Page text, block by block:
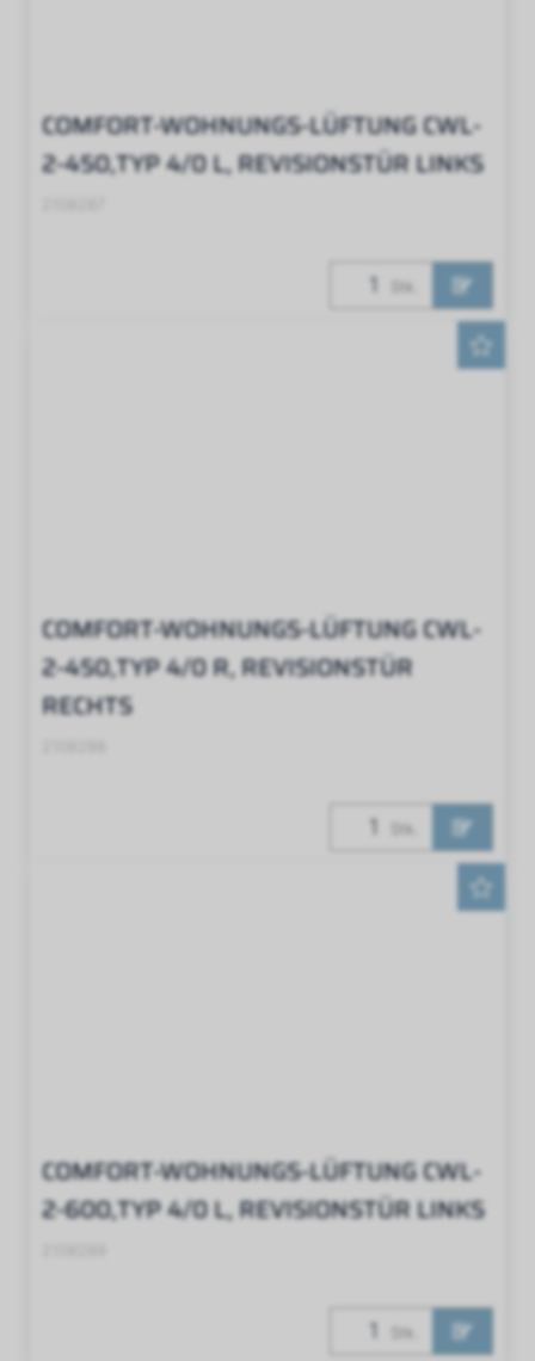
COMFORT-WOHNUNGS-LÜFTUNG CWL-
2-450,TYP 4/0 L, REVISIONSTÜR LINKS
Stk.
COMFORT-WOHNUNGS-LÜFTUNG CWL-
2-450,TYP 4/0 R, REVISIONSTÜR
RECHTS
Stk.
COMFORT-WOHNUNGS-LÜFTUNG CWL-
2-600,TYP 4/0 L, REVISIONSTÜR LINKS
Stk.